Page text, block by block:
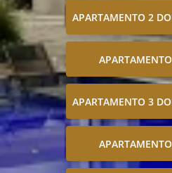
APARTAMENTO 2
APARTAMENTO 3